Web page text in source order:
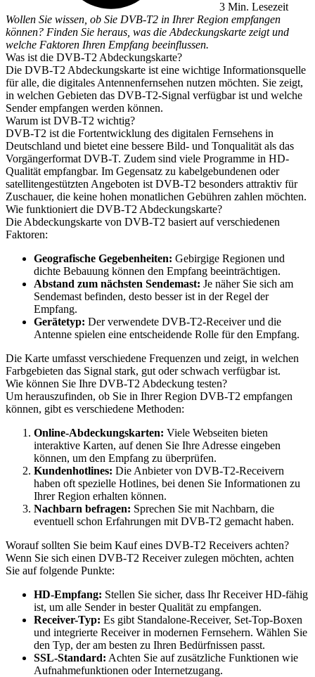
3 Min. Lesezeit
Wollen Sie wissen, ob Sie DVB-T2 in Ihrer Region empfangen
können? Finden Sie heraus, was die Abdeckungskarte zeigt und
welche Faktoren Ihren Empfang beeinflussen.
Was ist die DVB-T2 Abdeckungskarte?
Die DVB-T2 Abdeckungskarte ist eine wichtige Informationsquelle
für alle, die digitales Antennenfernsehen nutzen möchten. Sie zeigt,
in welchen Gebieten das DVB-T2-Signal verfügbar ist und welche
Sender empfangen werden können.
Warum ist DVB-T2 wichtig?
DVB-T2 ist die Fortentwicklung des digitalen Fernsehens in
Deutschland und bietet eine bessere Bild- und Tonqualität als das
Vorgängerformat DVB-T. Zudem sind viele Programme in HD-
Qualität empfangbar. Im Gegensatz zu kabelgebundenen oder
satellitengestützten Angeboten ist DVB-T2 besonders attraktiv für
Zuschauer, die keine hohen monatlichen Gebühren zahlen möchten.
Wie funktioniert die DVB-T2 Abdeckungskarte?
Die Abdeckungskarte von DVB-T2 basiert auf verschiedenen
Faktoren:
Geografische Gegebenheiten: Gebirgige Regionen und
dichte Bebauung können den Empfang beeinträchtigen.
Abstand zum nächsten Sendemast: Je näher Sie sich am
Sendemast befinden, desto besser ist in der Regel der
Empfang.
Gerätetyp: Der verwendete DVB-T2-Receiver und die
Antenne spielen eine entscheidende Rolle für den Empfang.
Die Karte umfasst verschiedene Frequenzen und zeigt, in welchen
Farbgebieten das Signal stark, gut oder schwach verfügbar ist.
Wie können Sie Ihre DVB-T2 Abdeckung testen?
Um herauszufinden, ob Sie in Ihrer Region DVB-T2 empfangen
können, gibt es verschiedene Methoden:
Online-Abdeckungskarten: Viele Webseiten bieten
interaktive Karten, auf denen Sie Ihre Adresse eingeben
können, um den Empfang zu überprüfen.
Kundenhotlines: Die Anbieter von DVB-T2-Receivern
haben oft spezielle Hotlines, bei denen Sie Informationen zu
Ihrer Region erhalten können.
Nachbarn befragen: Sprechen Sie mit Nachbarn, die
eventuell schon Erfahrungen mit DVB-T2 gemacht haben.
Worauf sollten Sie beim Kauf eines DVB-T2 Receivers achten?
Wenn Sie sich einen DVB-T2 Receiver zulegen möchten, achten
Sie auf folgende Punkte:
HD-Empfang: Stellen Sie sicher, dass Ihr Receiver HD-fähig
ist, um alle Sender in bester Qualität zu empfangen.
Receiver-Typ: Es gibt Standalone-Receiver, Set-Top-Boxen
und integrierte Receiver in modernen Fernsehern. Wählen Sie
den Typ, der am besten zu Ihren Bedürfnissen passt.
SSL-Standard: Achten Sie auf zusätzliche Funktionen wie
Aufnahmefunktionen oder Internetzugang.